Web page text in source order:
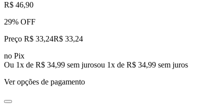
R$ 46,90
29% OFF
Preço R$ 33,24R$ 33,24
no Pix
Ou 1x de R$ 34,99 sem jurosou 1x de R$ 34,99 sem juros
Ver opções de pagamento